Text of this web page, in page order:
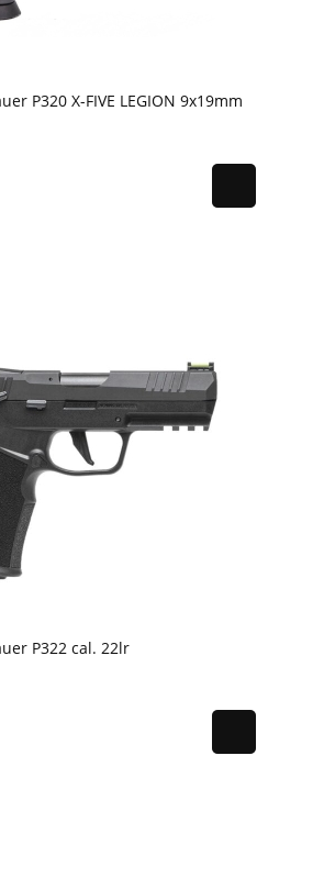
P320 X-FIVE LEGION 9x19mm
P322 cal. 22lr